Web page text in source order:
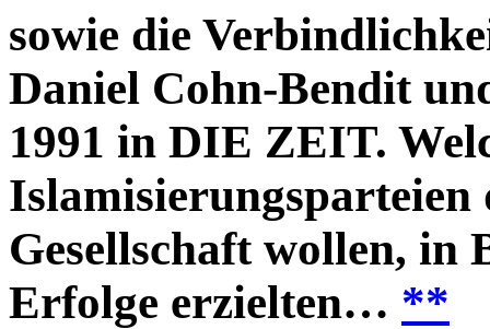
sowie die
Daniel Cohn-Bendit
1991 in DIE ZEIT.
Gesellschaft wollen, in
Erfolge erzielten… **